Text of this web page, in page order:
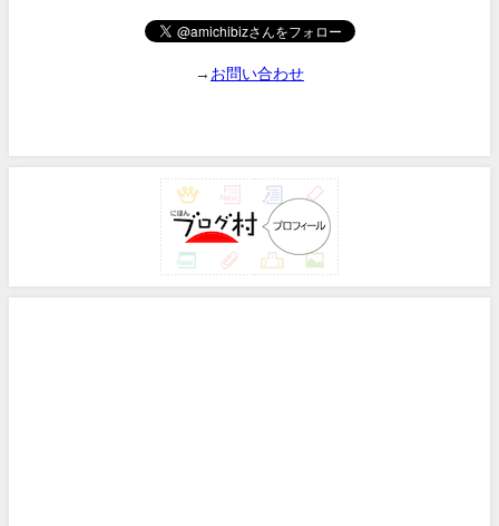
→ お問い合わせ